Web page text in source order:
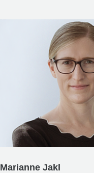
Marianne Jakl